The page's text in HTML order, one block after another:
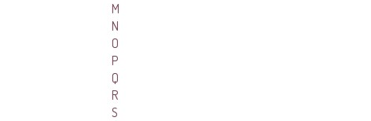
M
N
O
P
Q
R
S